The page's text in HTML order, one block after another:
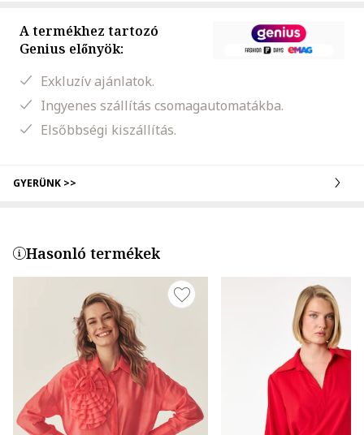
A termékhez tartozó
Genius előnyök:
Exkluzív ajánlatok.
Ingyenes szállítás csomagautomatákba.
Elsőbbségi kiszállítás.
GYERÜNK >>
Hasonló termékek